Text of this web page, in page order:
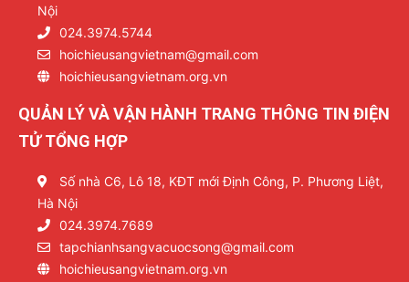
Nội
024.3974.5744
hoichieusangvietnam@gmail.com
hoichieusangvietnam.org.vn
QUẢN LÝ VÀ VẬN HÀNH TRANG THÔNG TIN ĐIỆN
TỬ TỔNG HỢP
Số nhà C6, Lô 18, KĐT mới Định Công, P. Phương Liệt,
Hà Nội
024.3974.7689
tapchianhsangvacuocsong@gmail.com
hoichieusangvietnam.org.vn